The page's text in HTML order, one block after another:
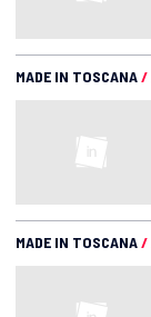
MADE IN TOSCANA/
MADE IN TOSCANA/